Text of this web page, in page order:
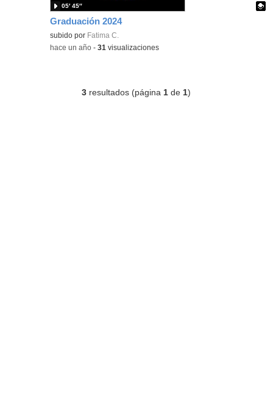
Graduación 2024
Contenido educativo.
subido por Fatima C.
05′ 45″
-hace un año -31 visualizaciones
3 resultados (página 1 de 1)